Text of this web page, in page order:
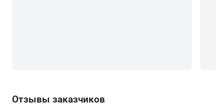
Отзывы заказчиков